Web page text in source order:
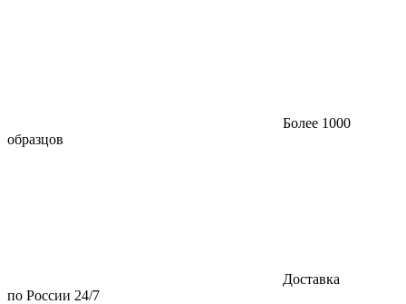
Более 1000
образцов
Доставка
по России 24/7